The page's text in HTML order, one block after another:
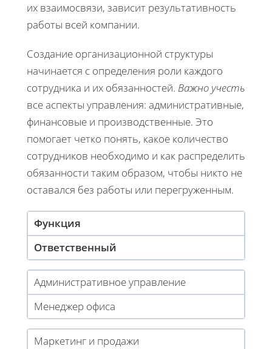
их взаимосвязи, зависит результативность
работы всей компании.
Создание организационной структуры
начинается с определения роли каждого
сотрудника и их обязанностей. Важно учесть
все аспекты управления: административные,
финансовые и производственные. Это
помогает четко понять, какое количество
сотрудников необходимо и как распределить
обязанности таким образом, чтобы никто не
оставался без работы или перегруженным.
Функция
Ответственный
Административное управление
Менеджер офиса
Маркетинг и продажи